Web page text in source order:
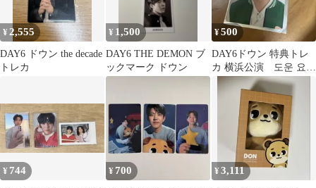
¥ 2,555
DAY6 ドウン the decade
トレカ
¥ 1,500
DAY6 THE DEMON ブ
ックマーク ドウン
¥500
DAY6ドウン 特典トレ
カ 横浜公演 도운 요코
하마
¥ 744 ¥ 700 ¥3,111